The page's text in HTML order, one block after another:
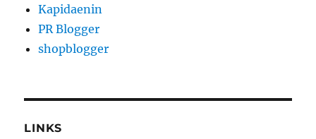
Kapidaenin
PR Blogger
shopblogger
LINKS